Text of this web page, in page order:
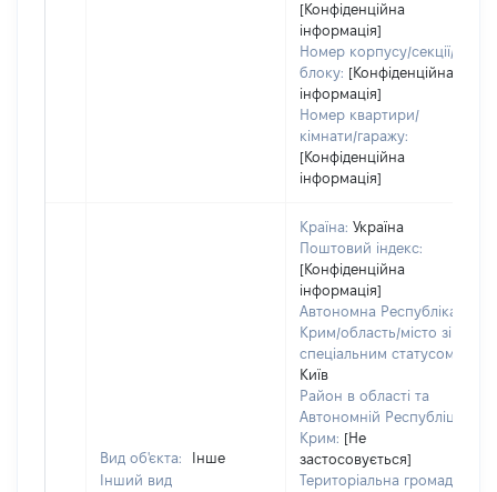
[Конфіденційна
інформація]
Номер корпусу/секції/
блоку: [Конфіденційна
інформація]
Номер квартири/
кімнати/гаражу:
[Конфіденційна
інформація]
Вид об'єкта:
Інше
Інший вид
Країна: Україна
Поштовий індекс:
[Конфіденційна
інформація]
Автономна Республіка
Крим/область/місто зі
спеціальним статусом:
Київ
Район в області та
Автономній Республіці
Крим: [Не
застосовується]
Територіальна громада: